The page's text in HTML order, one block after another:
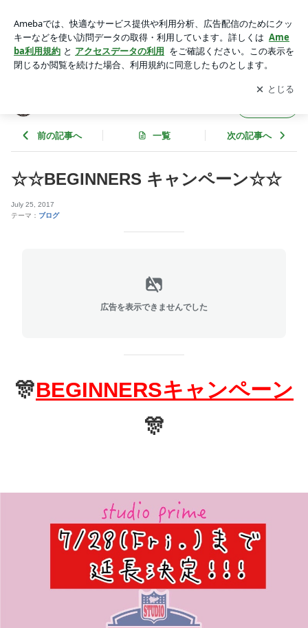
アプリをダウンロードして ブログの更新通知
を受け取りまし
ょう。
開く
前の記事へ 一覧 次の記事へ
☆☆BEGINNERS キャンペーン☆☆
July 25, 2017
テーマ： ブログ
広告を表示できませんでした
🎊BEGINNERSキャンペーン
🎊